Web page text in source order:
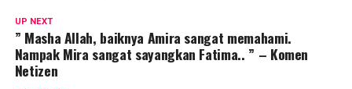
UP NEXT
” Masha Allah, baiknya Amira sangat memahami.
Nampak Mira sangat sayangkan Fatima.. ” – Komen
Netizen